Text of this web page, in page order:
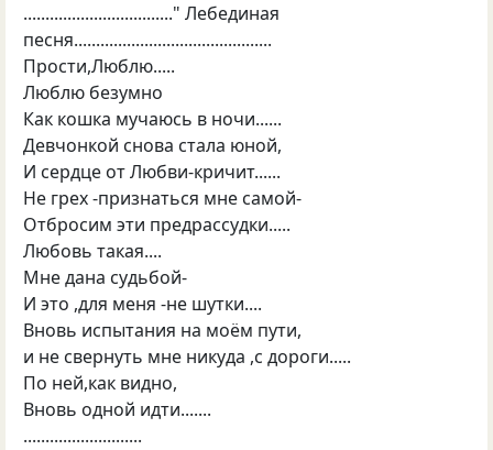
.................................." Лебединая
песня.............................................
Прости,Люблю.....
Люблю безумно
Как кошка мучаюсь в ночи......
Девчонкой снова стала юной,
И сердце от Любви-кричит......
Не грех -признаться мне самой-
Отбросим эти предрассудки.....
Любовь такая....
Мне дана судьбой-
И это ,для меня -не шутки....
Вновь испытания на моём пути,
и не свернуть мне никуда ,с дороги.....
По ней,как видно,
Вновь одной идти.......
...........................